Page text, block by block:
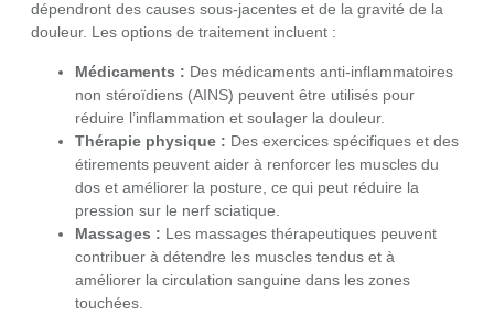
dépendront des causes sous-jacentes et de la gravité de la
douleur. Les options de traitement incluent :
Médicaments : Des médicaments anti-inflammatoires
non stéroïdiens (AINS) peuvent être utilisés pour
réduire l’inflammation et soulager la douleur.
Thérapie physique : Des exercices spécifiques et des
étirements peuvent aider à renforcer les muscles du
dos et améliorer la posture, ce qui peut réduire la
pression sur le nerf sciatique.
Massages : Les massages thérapeutiques peuvent
contribuer à détendre les muscles tendus et à
améliorer la circulation sanguine dans les zones
touchées.